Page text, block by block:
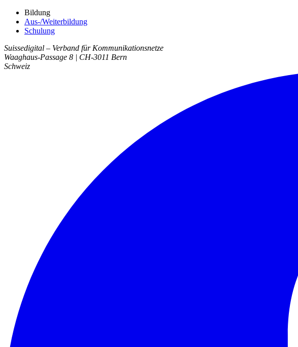
Bildung
Aus-/Weiterbildung
Schulung
Suissedigital – Verband für Kommunikationsnetze
Waaghaus-Passage 8 | CH-3011 Bern
Schweiz